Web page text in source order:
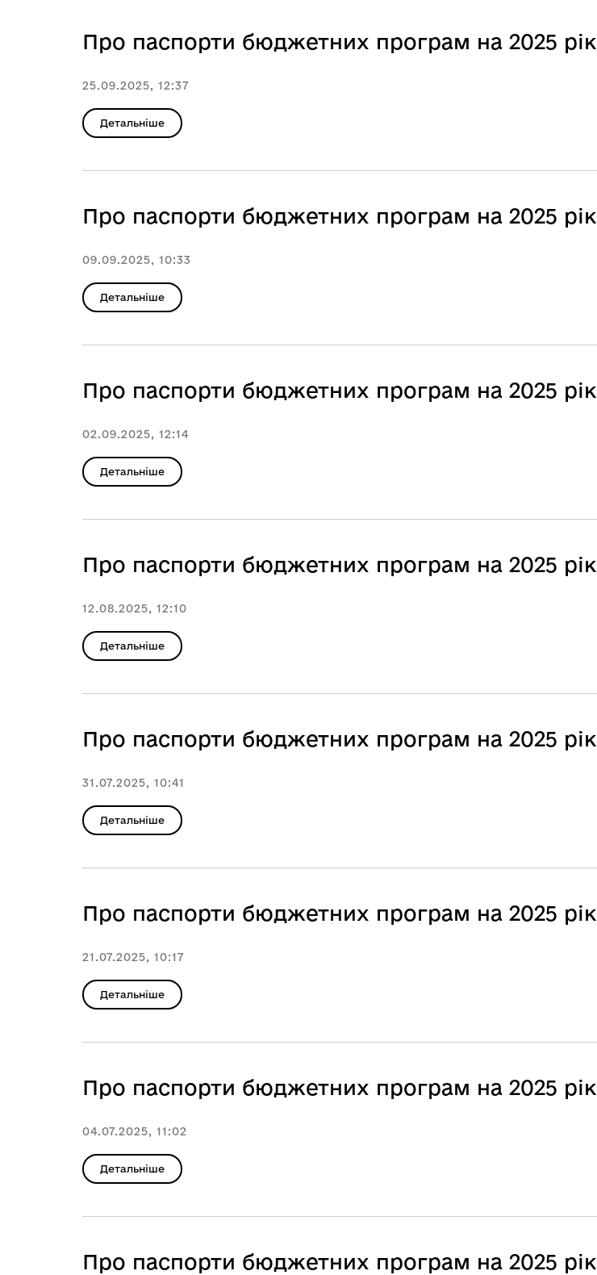
Про паспорти бюджетних програм на 2025 рік
25.09.2025, 12:37
Детальніше
Про паспорти бюджетних програм на 2025 рік
09.09.2025, 10:33
Детальніше
Про паспорти бюджетних програм на 2025 рік
02.09.2025, 12:14
Детальніше
Про паспорти бюджетних програм на 2025 рік
12.08.2025, 12:10
Детальніше
Про паспорти бюджетних програм на 2025 рік
31.07.2025, 10:41
Детальніше
Про паспорти бюджетних програм на 2025 рік
21.07.2025, 10:17
Детальніше
Про паспорти бюджетних програм на 2025 рік
04.07.2025, 11:02
Детальніше
Про паспорти бюджетних програм на 2025 рік